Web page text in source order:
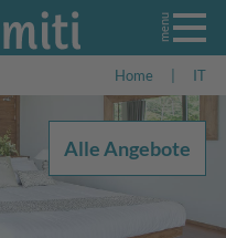
Home IT
Alle Angebote